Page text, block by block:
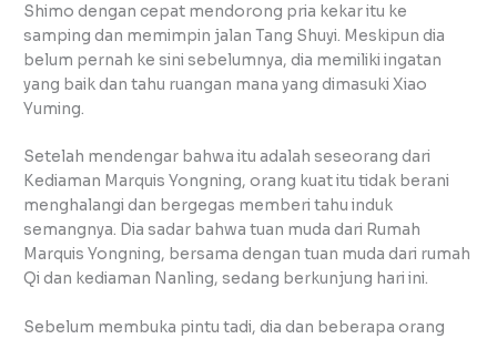
Shimo dengan cepat mendorong pria kekar itu ke
samping dan memimpin jalan Tang Shuyi. Meskipun dia
belum pernah ke sini sebelumnya, dia memiliki ingatan
yang baik dan tahu ruangan mana yang dimasuki Xiao
Yuming.
Setelah mendengar bahwa itu adalah seseorang dari
Kediaman Marquis Yongning, orang kuat itu tidak berani
menghalangi dan bergegas memberi tahu induk
semangnya. Dia sadar bahwa tuan muda dari Rumah
Marquis Yongning, bersama dengan tuan muda dari rumah
Qi dan kediaman Nanling, sedang berkunjung hari ini.
Sebelum membuka pintu tadi, dia dan beberapa orang